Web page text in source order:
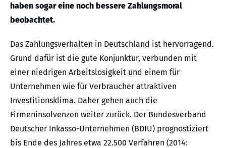
haben sogar eine noch bessere Zahlungsmoral
beobachtet.
Das Zahlungsverhalten in Deutschland ist hervorragend.
Grund dafür ist die gute Konjunktur, verbunden mit
einer niedrigen Arbeitslosigkeit und einem für
Unternehmen wie für Verbraucher attraktiven
Investitionsklima. Daher gehen auch die
Firmeninsolvenzen weiter zurück. Der Bundesverband
Deutscher Inkasso-Unternehmen (BDIU) prognostiziert
bis Ende des Jahres etwa 22.500 Verfahren (2014: